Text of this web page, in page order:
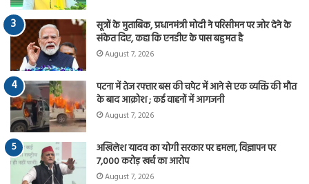
सूत्रों के मुताबिक, प्रधानमंत्री मोदी ने परिसीमन पर जोर देने के
संकेत दिए, कहा कि एनडीए के पास बहुमत है
August 7, 2026
पटना में तेज रफ्तार बस की चपेट में आने से एक व्यक्ति की मौत
के बाद आक्रोश ; कई वाहनों में आगजनी
August 7, 2026
अखिलेश यादव का योगी सरकार पर हमला, विज्ञापन पर
7,000 करोड़ खर्च का आरोप
August 7, 2026